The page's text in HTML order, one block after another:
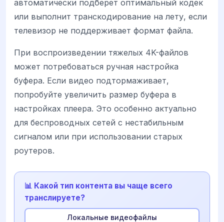
автоматически подберет оптимальный кодек
или выполнит транскодирование на лету, если
телевизор не поддерживает формат файла.
При воспроизведении тяжелых 4K-файлов
может потребоваться ручная настройка
буфера. Если видео подтормаживает,
попробуйте увеличить размер буфера в
настройках плеера. Это особенно актуально
для беспроводных сетей с нестабильным
сигналом или при использовании старых
роутеров.
📊 Какой тип контента вы чаще всего
транслируете?
Локальные видеофайлы